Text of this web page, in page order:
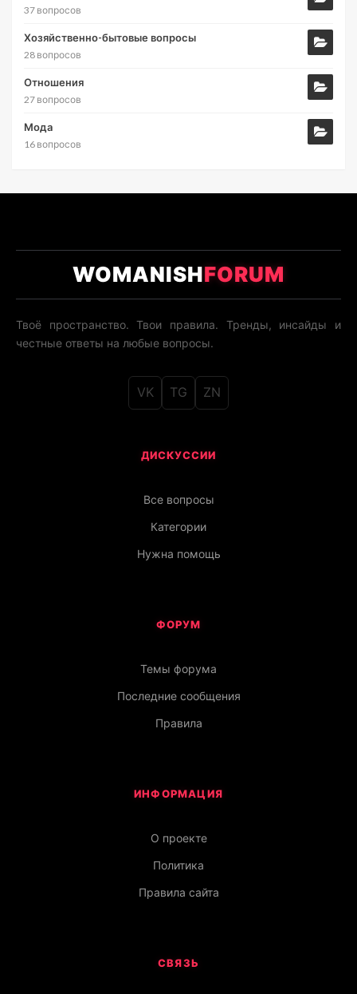
37 вопросов
Хозяйственно-бытовые вопросы
28 вопросов
Отношения
27 вопросов
Мода
16 вопросов
WOMANISHFORUM
Твоё пространство. Твои правила. Тренды, инсайды и
честные ответы на любые вопросы.
VK TG ZN
ДИСКУССИИ
Все вопросы
Категории
Нужна помощь
ФОРУМ
Темы форума
Последние сообщения
Правила
ИНФОРМАЦИЯ
О проекте
Политика
Правила сайта
СВЯЗЬ